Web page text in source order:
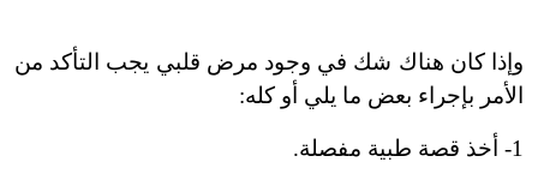
وإذا كان هناك شك في وجود مرض قلبي يجب التأكد من
الأمر بإجراء بعض ما يلي أو كله:
1- أخذ قصة طبية مفصلة.